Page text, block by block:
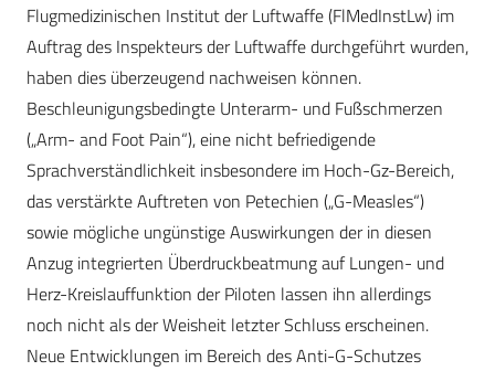
Flugmedizinischen Institut der Luftwaffe (FlMedInstLw) im
Auftrag des Inspekteurs der Luftwaffe durchgeführt wurden,
haben dies überzeugend nachweisen können.
Beschleunigungsbedingte Unterarm- und Fußschmerzen
(„Arm- and Foot Pain“), eine nicht befriedigende
Sprachverständlichkeit insbesondere im Hoch-Gz-Bereich,
das verstärkte Auftreten von Petechien („G-Measles“)
sowie mögliche ungünstige Auswirkungen der in diesen
Anzug integrierten Überdruckbeatmung auf Lungen- und
Herz-Kreislauffunktion der Piloten lassen ihn allerdings
noch nicht als der Weisheit letzter Schluss erscheinen.
Neue Entwicklungen im Bereich des Anti-G-Schutzes